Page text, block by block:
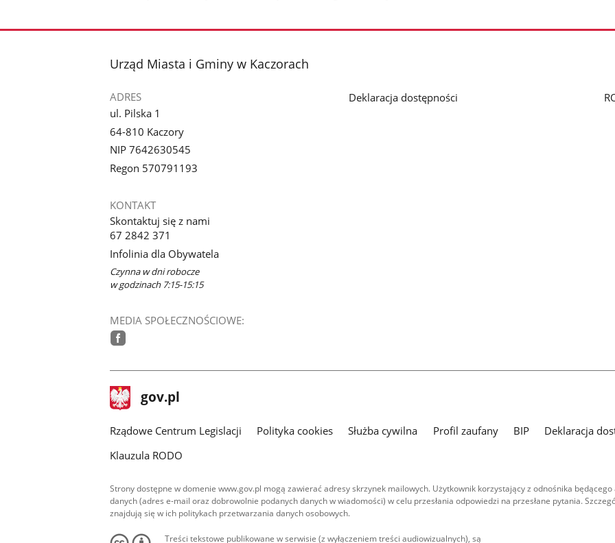
stopka
Urząd Miasta i Gminy w Kaczorach
ADRES
ul. Pilska 1
64-810 Kaczory
NIP 7642630545
Regon 570791193
KONTAKT
Skontaktuj się z nami
67 2842 371
Infolinia dla Obywatela
Czynna w dni robocze
w godzinach 7:15-15:15
MEDIA SPOŁECZNOŚCIOWE:
Deklaracja dostępności
stopka
gov.pl Strona
gov.pl
Rządowe Centrum Legislacji Polityka cookies Służba cywilna Profil zaufany BIP
Deklaracja
Klauzula RODO
Strony dostępne w domenie www.gov.pl mogą zawierać adresy skrzynek mailowych. Użytkownik korzystający z odnośnika
danych (adres e-mail oraz dobrowolnie podanych danych w wiadomości) w celu przesłania odpowiedzi na przesłane pytania.
znajdują się w ich politykach przetwarzania danych osobowych.
Treści tekstowe publikowane w serwisie (z wyłączeniem treści audiowizualnych), są